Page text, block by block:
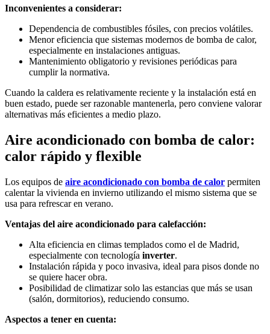
Inconvenientes a considerar:
Dependencia de combustibles fósiles, con precios volátiles.
Menor eficiencia que sistemas modernos de bomba de calor,
especialmente en instalaciones antiguas.
Mantenimiento obligatorio y revisiones periódicas para
cumplir la normativa.
Cuando la caldera es relativamente reciente y la instalación está en
buen estado, puede ser razonable mantenerla, pero conviene valorar
alternativas más eficientes a medio plazo.
Aire acondicionado con bomba de calor:
calor rápido y flexible
Los equipos de aire acondicionado con bomba de calor permiten
calentar la vivienda en invierno utilizando el mismo sistema que se
usa para refrescar en verano.
Ventajas del aire acondicionado para calefacción:
Alta eficiencia en climas templados como el de Madrid,
especialmente con tecnología inverter.
Instalación rápida y poco invasiva, ideal para pisos donde no
se quiere hacer obra.
Posibilidad de climatizar solo las estancias que más se usan
(salón, dormitorios), reduciendo consumo.
Aspectos a tener en cuenta: